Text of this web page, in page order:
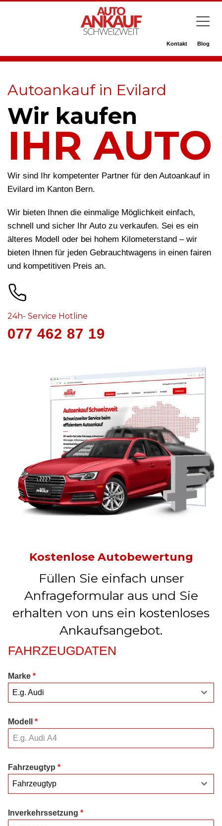
Kontakt Blog
Autoankauf in Evilard
Wir kaufen
IHR AUTO
Wir sind Ihr kompetenter Partner für den Autoankauf in
Evilard im Kanton Bern.
Wir bieten Ihnen die einmalige Möglichkeit einfach,
schnell und sicher Ihr Auto zu verkaufen. Sei es ein
älteres Modell oder bei hohem Kilometerstand – wir
bieten Ihnen für jeden Gebrauchtwagens in einen fairen
und kompetitiven Preis an.
24h- Service Hotline
077 462 87 19
Kostenlose Autobewertung
Füllen Sie einfach unser
Anfrageformular aus und Sie
erhalten von uns ein kostenloses
Ankaufsangebot.
FAHRZEUGDATEN
Marke *
E.g. Audi
Modell *
Fahrzeugtyp *
Fahrzeugtyp
Inverkehrssetzung *